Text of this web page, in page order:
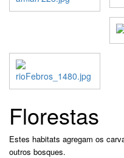
Florestas
Estes habitats agregam os
outros bosques.